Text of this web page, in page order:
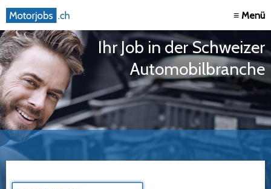
≡ Menü
Ihr Job in der Schweizer
Automobilbranche